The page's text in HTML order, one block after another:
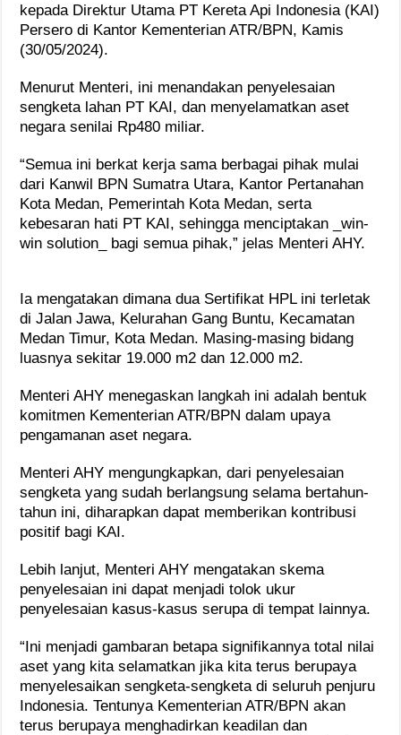
kepada Direktur Utama PT Kereta Api Indonesia (KAI)
Persero di Kantor Kementerian ATR/BPN, Kamis
(30/05/2024).
Menurut Menteri, ini menandakan penyelesaian
sengketa lahan PT KAI, dan menyelamatkan aset
negara senilai Rp480 miliar.
“Semua ini berkat kerja sama berbagai pihak mulai
dari Kanwil BPN Sumatra Utara, Kantor Pertanahan
Kota Medan, Pemerintah Kota Medan, serta
kebesaran hati PT KAI, sehingga menciptakan _win-
win solution_ bagi semua pihak,” jelas Menteri AHY.
Ia mengatakan dimana dua Sertifikat HPL ini terletak
di Jalan Jawa, Kelurahan Gang Buntu, Kecamatan
Medan Timur, Kota Medan. Masing-masing bidang
luasnya sekitar 19.000 m2 dan 12.000 m2.
Menteri AHY menegaskan langkah ini adalah bentuk
komitmen Kementerian ATR/BPN dalam upaya
pengamanan aset negara.
Menteri AHY mengungkapkan, dari penyelesaian
sengketa yang sudah berlangsung selama bertahun-
tahun ini, diharapkan dapat memberikan kontribusi
positif bagi KAI.
Lebih lanjut, Menteri AHY mengatakan skema
penyelesaian ini dapat menjadi tolok ukur
penyelesaian kasus-kasus serupa di tempat lainnya.
“Ini menjadi gambaran betapa signifikannya total nilai
aset yang kita selamatkan jika kita terus berupaya
menyelesaikan sengketa-sengketa di seluruh penjuru
Indonesia. Tentunya Kementerian ATR/BPN akan
terus berupaya menghadirkan keadilan dan